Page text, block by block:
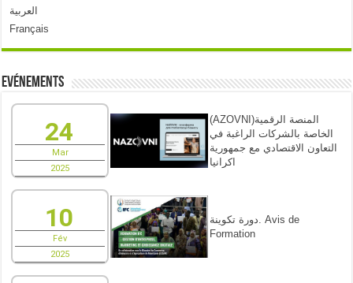
العربية
Français
Evénements
24
Mar
2025
(AZOVNI)المنصة الرقمية
الخاصة بالشركات الراغبة في
التعاون الاقتصادي مع جمهورية
اكرانيا
10
Fév
2025
دورة تكوينة. Avis de
Formation